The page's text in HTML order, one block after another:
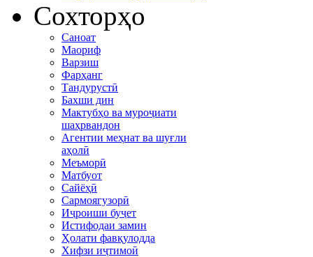
Сохторҳо
Саноат
Маориф
Варзиш
Фарҳанг
Тандурустӣ
Бахши дин
Мактубҳо ва муроҷиати
шаҳрвандон
Агентии меҳнат ва шуғли
аҳолӣ
Меъморӣ
Матбуот
Сайёҳӣ
Сармоягузорӣ
Иҷроиши буҷет
Истифодаи замин
Ҳолати фавқулодда
Хифзи иҷтимоӣ